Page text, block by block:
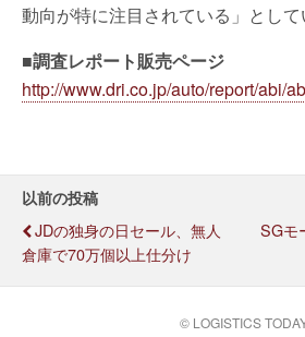
動向が特に注目されている」として
■調査レポート販売ページ
http://www.dri.co.jp/auto/report/abi/
以前の投稿
JDの独身の日セール、無人
倉庫で70万個以上仕分け
SGモ
© LOGISTICS